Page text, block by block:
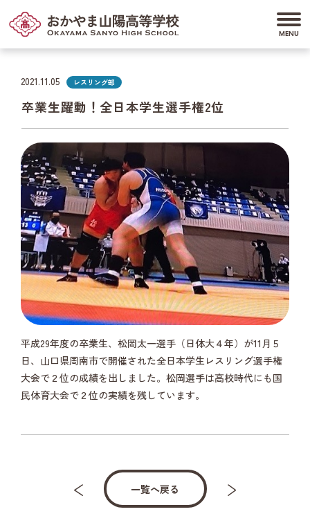
2021.11.05 レスリング部
卒業生躍動！全日本学生選手権2位
平成29年度の卒業生、松岡太一選手（日体大４年）が11月５
日、山口県周南市で開催された全日本学生レスリング選手権
大会で２位の成績を出しました。松岡選手は高校時代にも国
民体育大会で２位の実績を残しています。
一覧へ戻る